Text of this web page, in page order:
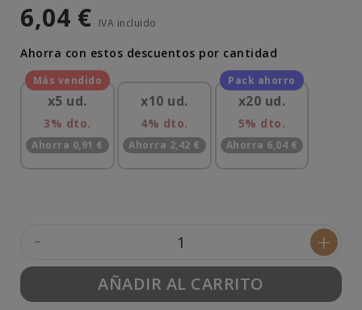
6,04 € IVA incluido
Ahorra con estos descuentos por cantidad
x5 ud.
3% dto.
Ahorra 0,91 €
x10 ud.
4% dto.
Ahorra 2,42 €
x20 ud.
5% dto.
Ahorra 6,04 €
- +
AÑADIR AL CARRITO